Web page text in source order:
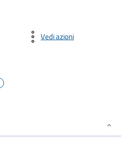
Vedi azioni